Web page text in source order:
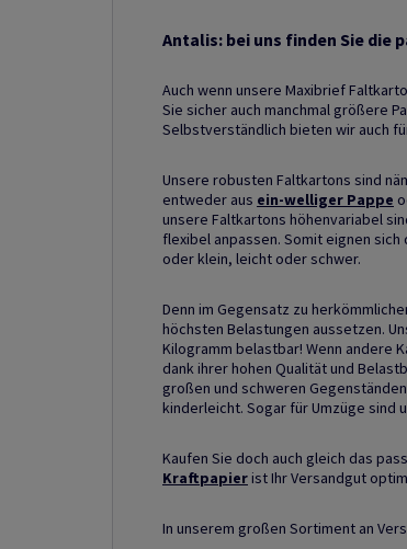
Antalis: bei uns finden Sie die
Auch wenn unsere Maxibrief
Sie sicher auch manchmal größere
Selbstverständlich bieten wir auch
Unsere robusten Faltkartons sind
entweder aus ein-welliger Pappe
unsere Faltkartons höhenvariabel
flexibel anpassen. Somit eignen
oder klein, leicht oder schwer.
Denn im Gegensatz zu
höchsten Belastungen aussetzen.
Kilogramm belastbar! Wenn andere
dank ihrer hohen Qualität und
großen und schweren
kinderleicht. Sogar für Umzüge sind
Kaufen Sie doch auch gleich das
Kraftpapierist Ihr Versandgut
In unserem großen Sortiment an